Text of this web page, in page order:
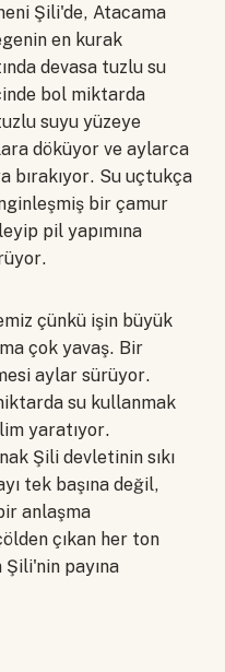
Şili'de, Atacama
en kurak
devasa tuzlu su
bol miktarda
suyu yüzeye
döküyor ve aylarca
bırakıyor. Su uçtukça
bir çamur
pil yapımına
çünkü işin büyük
çok yavaş. Bir
aylar sürüyor.
su kullanmak
yaratıyor.
Şili devletinin sıkı
tek başına değil,
anlaşma
çıkan her ton
Şili'nin payına